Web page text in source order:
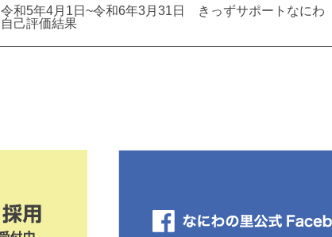
令和5年4月1日~令和6年3月31日 きっずサポートなにわ
自己評価結果